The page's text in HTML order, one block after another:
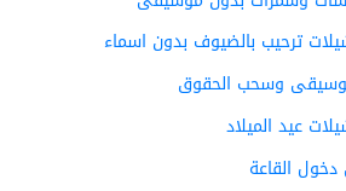
ترحيب بالضيوف بدون اسماء
وسحب الحقوق
عيد الميلاد
القاعة